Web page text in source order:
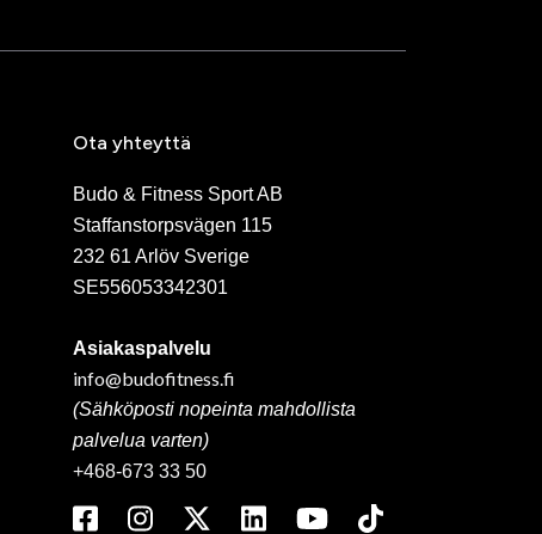
Rukkaset musta-valkoinen
80
Adidas IBA Head
Protection Blue
995 SEK